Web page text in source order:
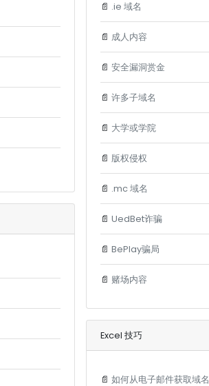
📄 .ie 域名
📄 成人内容
📄 安全漏洞赏金
📄 许多子域名
📄 大学或学院
📄 版权侵权
📄 .mc 域名
📄 UedBet诈骗
📄 BePlay骗局
📄 赌场内容
Excel 技巧
📄 如何从电子邮件获取域名